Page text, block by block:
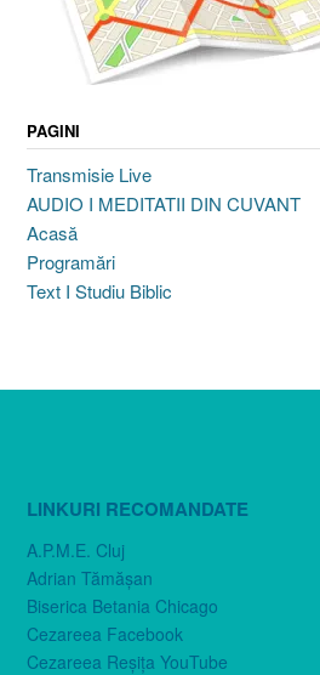
PAGINI
Transmisie Live
AUDIO I MEDITATII DIN CUVANT
Acasă
Programări
Text I Studiu Biblic
LINKURI RECOMANDATE
A.P.M.E. Cluj
Adrian Tămăşan
Biserica Betania Chicago
Cezareea Facebook
Cezareea Reşiţa YouTube